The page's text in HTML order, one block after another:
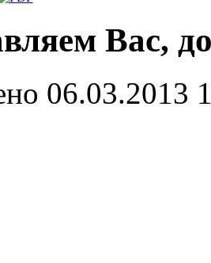
Вас,
06.03.2013